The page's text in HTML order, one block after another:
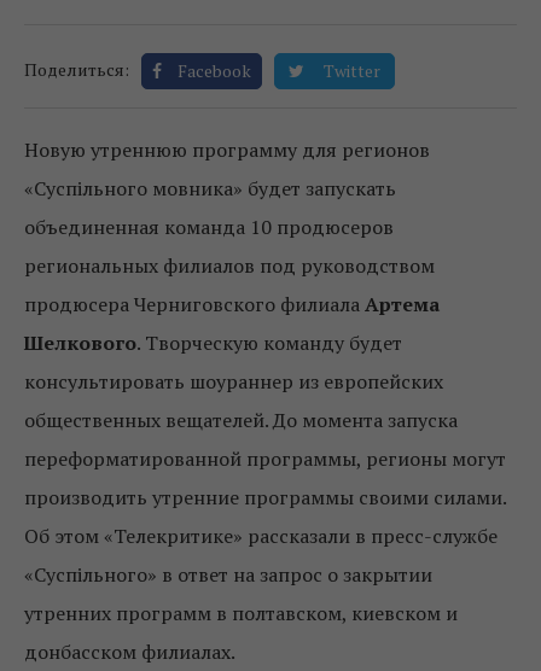
Поделиться: Facebook Twitter
Новую утреннюю программу для регионов
«Суспільного мовника» будет запускать
объединенная команда 10 продюсеров
региональных филиалов под руководством
продюсера Черниговского филиалаАртема
Шелкового. Творческую команду будет
консультировать шоураннер из европейских
общественных вещателей. До момента запуска
переформатированной программы, регионы могут
производить утренние программы своими силами.
Об этом «Телекритике» рассказали в пресс-службе
«Суспільного» в ответ на запрос о закрытии
утренних программ в полтавском, киевском и
донбасском филиалах.